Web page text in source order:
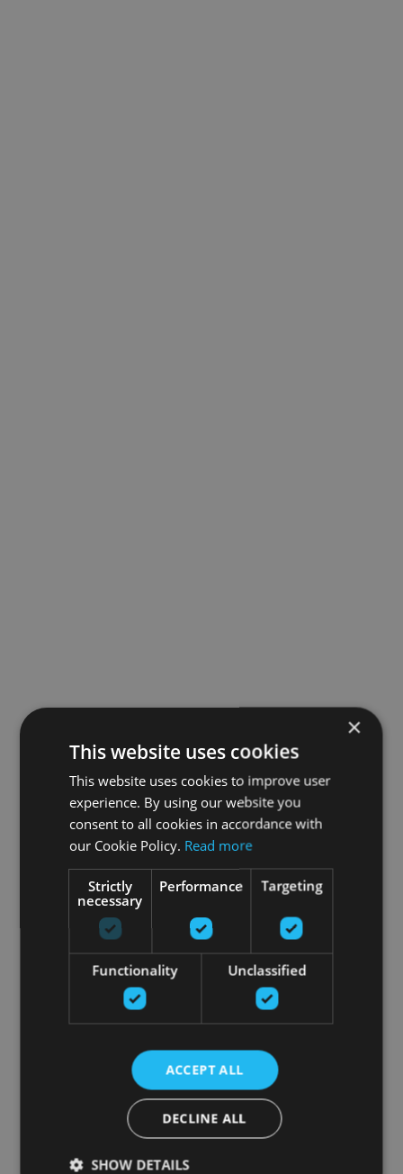
×
This website uses cookies
This website uses cookies to improve user
experience. By using our website you
consent to all cookies in accordance with
our Cookie Policy. Read more
Strictly
necessary
Performance Targeting
Functionality Unclassified
ACCEPT ALL
DECLINE ALL
SHOW DETAILS